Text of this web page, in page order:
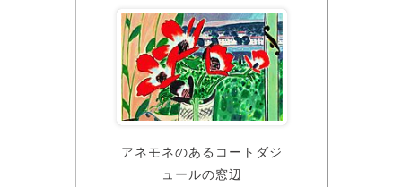
アネモネのあるコートダジ
ュールの窓辺